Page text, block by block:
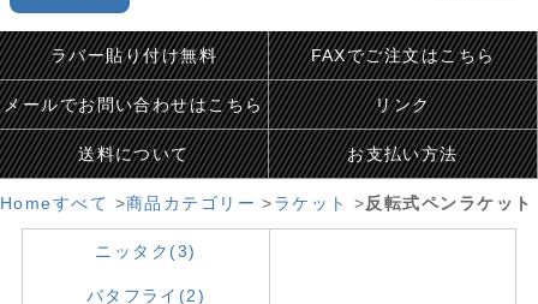
ラバー貼り付け無料 FAXでご注文はこちら
メールでお問い合わせはこちら リンク
送料について お支払い方法
Homeすべて >商品カテゴリー >ラケット >反転式ペンラケット
ニッタク(3)
バタフライ(2)